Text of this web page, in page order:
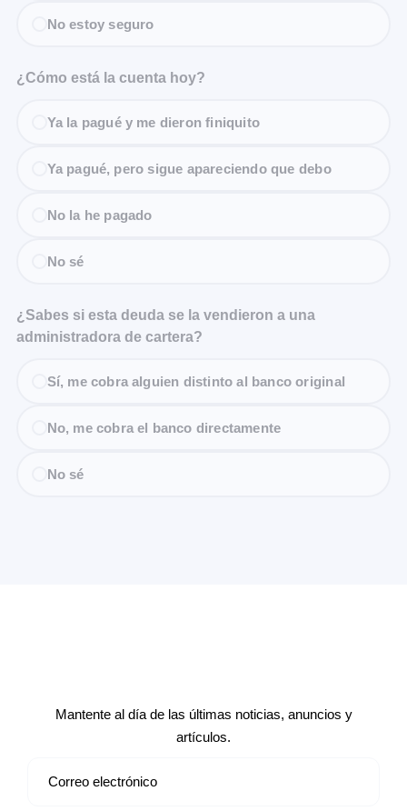
No estoy seguro
¿Cómo está la cuenta hoy?
Ya la pagué y me dieron finiquito
Ya pagué, pero sigue apareciendo que debo
No la he pagado
No sé
¿Sabes si esta deuda se la vendieron a una
administradora de cartera?
Sí, me cobra alguien distinto al banco original
No, me cobra el banco directamente
No sé
Mantente al día de las últimas noticias, anuncios y
artículos.